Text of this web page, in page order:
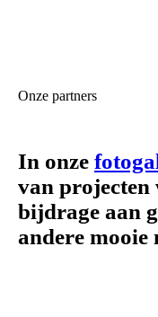
Onze partners
In onze
van projecten
bijdrage aan
andere mooie